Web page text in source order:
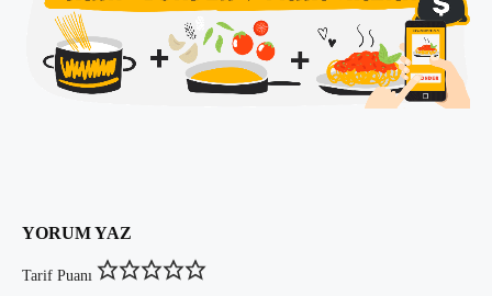
YORUM YAZ
Tarif Puanı